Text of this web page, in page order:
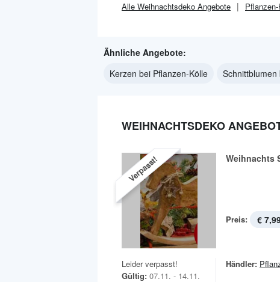
Alle Weihnachtsdeko Angebote
Ähnliche Angebote:
Kerzen bei Pflanzen-Kölle
WEIHNACHTSDEKO
Verpasst! Weihnachts
Preis: €
Leider verpasst!
Gültig: 07.11. - 14.11.
Händler: